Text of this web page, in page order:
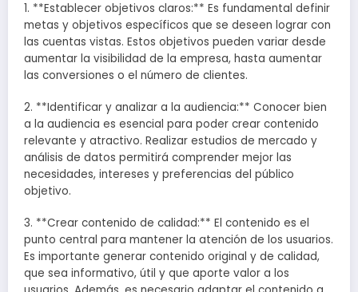
1. **Establecer objetivos claros:** Es fundamental definir
metas y objetivos específicos que se deseen lograr con
las cuentas vistas. Estos objetivos pueden variar desde
aumentar la visibilidad de la empresa, hasta aumentar
las conversiones o el número de clientes.
2. **Identificar y analizar a la audiencia:** Conocer bien
a la audiencia es esencial para poder crear contenido
relevante y atractivo. Realizar estudios de mercado y
análisis de datos permitirá comprender mejor las
necesidades, intereses y preferencias del público
objetivo.
3. **Crear contenido de calidad:** El contenido es el
punto central para mantener la atención de los usuarios.
Es importante generar contenido original y de calidad,
que sea informativo, útil y que aporte valor a los